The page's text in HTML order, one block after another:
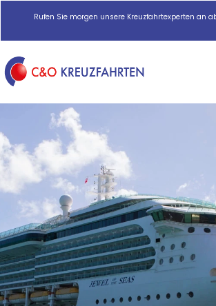
Rufen Sie morgen unsere Kreuzfahrtexperten an